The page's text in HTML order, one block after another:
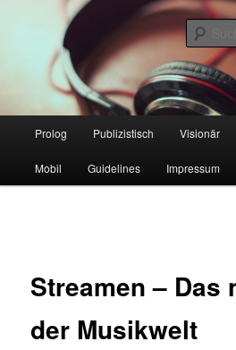
Netzgeflüster
Online Marketing Blog der HMKW
Zum
Inhalt
Prolog Publizistisch Visionär
Mobil Guidelines Impressum
Streamen – Das
der Musikwelt